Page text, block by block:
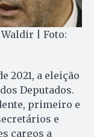
| Foto:
2021, a eleição
Deputados.
primeiro e
e
cargos a